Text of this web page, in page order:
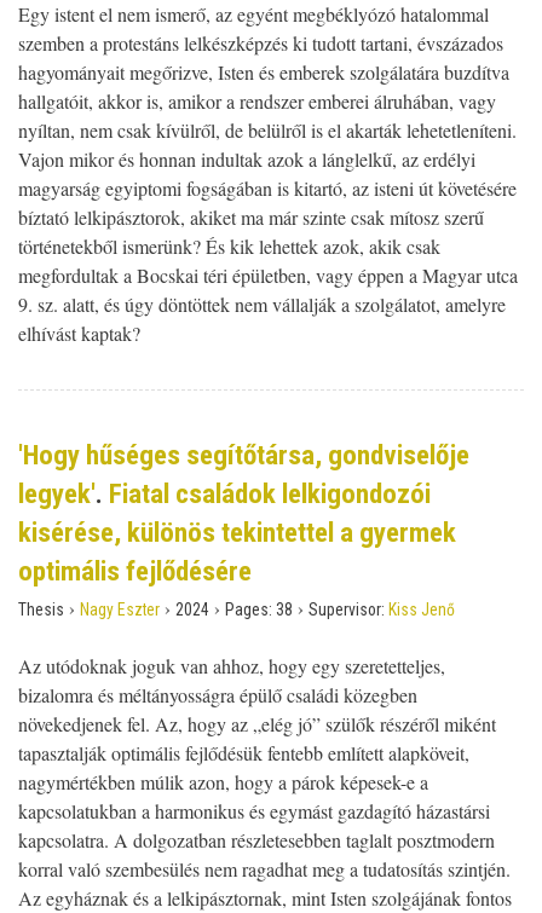
Egy istent el nem ismerő, az egyént megbéklyózó hatalommal
szemben a protestáns lelkészképzés ki tudott tartani, évszázados
hagyományait megőrizve, Isten és emberek szolgálatára buzdítva
hallgatóit, akkor is, amikor a rendszer emberei álruhában, vagy
nyíltan, nem csak kívülről, de belülről is el akarták lehetetleníteni.
Vajon mikor és honnan indultak azok a lánglelkű, az erdélyi
magyarság egyiptomi fogságában is kitartó, az isteni út követésére
bíztató lelkipásztorok, akiket ma már szinte csak mítosz szerű
történetekből ismerünk? És kik lehettek azok, akik csak
megfordultak a Bocskai téri épületben, vagy éppen a Magyar utca
9. sz. alatt, és úgy döntöttek nem vállalják a szolgálatot, amelyre
elhívást kaptak?
'Hogy hűséges segítőtársa, gondviselője
legyek'. Fiatal családok lelkigondozói
kisérése, különös tekintettel a gyermek
optimális fejlődésére
Thesis › Nagy Eszter › 2024 › Pages: 38 › Supervisor: Kiss Jenő
Az utódoknak joguk van ahhoz, hogy egy szeretetteljes,
bizalomra és méltányosságra épülő családi közegben
növekedjenek fel. Az, hogy az „elég jó” szülők részéről miként
tapasztalják optimális fejlődésük fentebb említett alapköveit,
nagymértékben múlik azon, hogy a párok képesek-e a
kapcsolatukban a harmonikus és egymást gazdagító házastársi
kapcsolatra. A dolgozatban részletesebben taglalt posztmodern
korral való szembesülés nem ragadhat meg a tudatosítás szintjén.
Az egyháznak és a lelkipásztornak, mint Isten szolgájának fontos